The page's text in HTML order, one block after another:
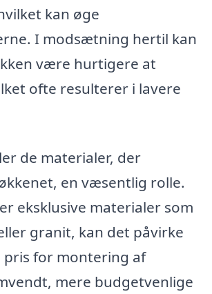
kan øge
I modsætning hertil kan
være hurtigere at
ofte resulterer i lavere
de materialer, der
en væsentlig rolle.
eksklusive materialer som
granit, kan det påvirke
pris for montering af
mere budgetvenlige